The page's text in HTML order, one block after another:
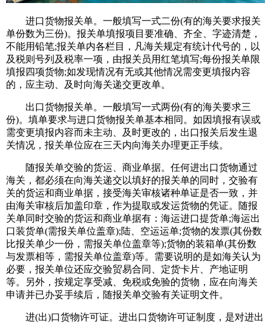
进口货物报关单。一般填写一式二份(有的海关要求报关
单份数为三份)。报关单填报项目要准确、齐全、字迹清楚，
不能用铅笔;报关单内各栏目，凡海关规定有统计代号的，以
及税则号列及税率一项，由报关员用红笔填写;每份报关单限
填报四项货物;如发现情况有无或其他情况需变更填报内容
的，应主动、及时向海关递交更改单。
出口货物报关单。一般填写一式两份(有的海关要求三
份)。填单要求与进口货物报关单基本相同。如因填报有误或
需变更填报内容而未主动、及时更改的，出口报关后发生退
关情况，报关单位应在三天内向海关办理更正手续。
随报关单交验的货运、商业单据。任何进出口货物通过
海关，都必须在向海关递交以填好的报关单的同时，交验有
关的货运和商业单据，接受海关审核诸种单证是否一致，并
由海关审核后加盖印章，作为提取或发运货物的凭证。随报
关单同时交验的货运和商业单据有：海运进口提货单;海运出
口装货单(需报关单位盖章);陆、空运运单;货物的发票(其份数
比报关单少一份，需报关单位盖章等);货物的装箱单(其份数
与发票相等，需报关单位盖章)等。需要说明的是如海关认为
必要，报关单位还应交验贸易合同、定货卡片、产地证明
等。另外，按规定享受减、免税或免验的货物，应在向海关
申请并已办妥手续后，随报关单交验有关证明文件。
进(出)口货物许可证。进出口货物许可证制度，是对进出